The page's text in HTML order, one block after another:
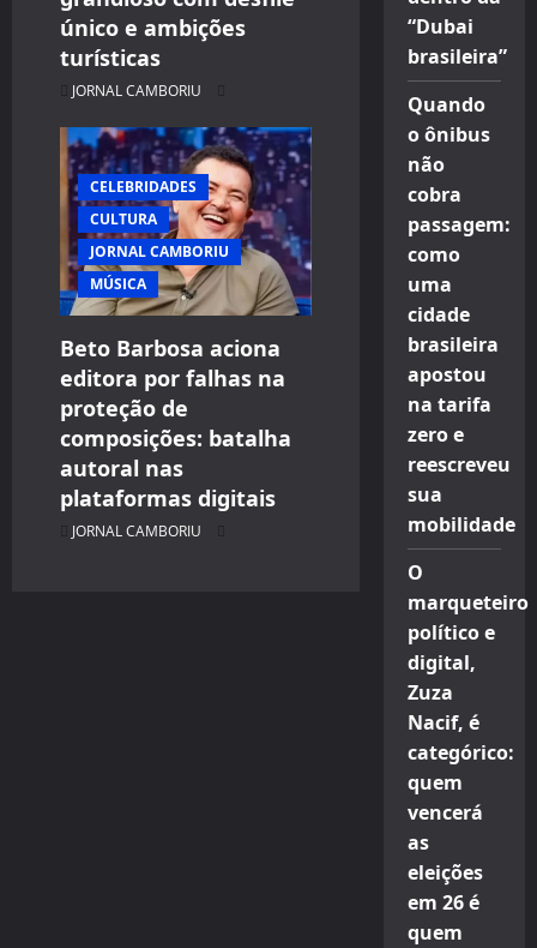
único e ambições
turísticas
JORNAL CAMBORIU
CELEBRIDADES
CULTURA
JORNAL CAMBORIU
MÚSICA
Beto Barbosa aciona
editora por falhas na
proteção de
composições: batalha
autoral nas
plataformas digitais
JORNAL CAMBORIU
“Dubai
brasileira”
Quando
o ônibus
não
cobra
passagem:
como
uma
cidade
brasileira
apostou
na tarifa
zero e
reescreveu
sua
mobilidade
O
marqueteiro
político e
digital,
Zuza
Nacif, é
categórico:
quem
vencerá
as
eleições
em 26 é
quem